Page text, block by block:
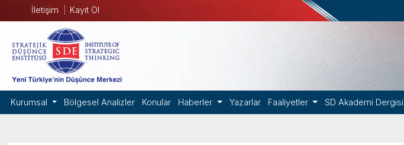
İletişim Kayıt Ol
Kurumsal Bölgesel Analizler Konular Haberler Yazarlar Faaliyetler SD Akademi Dergisi